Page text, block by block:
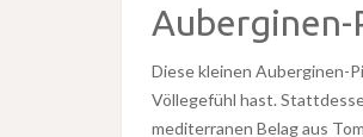
Auberginen-
Diese kleinen Auberginen-
Völlegefühl hast.
mediterranen Belag aus